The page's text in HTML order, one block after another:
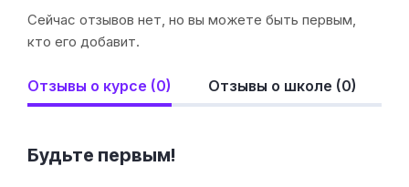
Сейчас отзывов нет, но вы можете быть первым,
кто его добавит.
Отзывы о курсе (0) Отзывы о школе (0)
Будьте первым!